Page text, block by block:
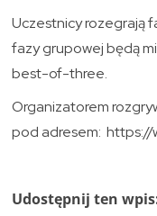
Uczestnicy rozegrają
fazy grupowej będą
best-of-three.
Organizatorem
pod adresem: https://
Udostępnij ten